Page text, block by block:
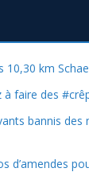
10,30 km
à faire des
bannis des
d’amendes